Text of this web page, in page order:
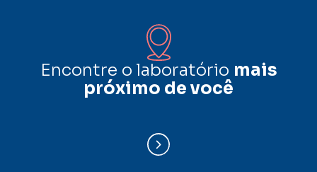
Encontre o laboratório mais
próximo de você